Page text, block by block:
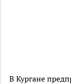
В Кургане